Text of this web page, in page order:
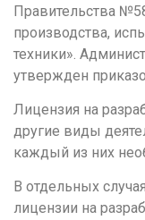
Правительства
производства,
техники».
утвержден
Лицензия на
другие виды
каждый из них
В отдельных
лицензии на
Краснодар
Красноярск
Курган
Курск
Л
М